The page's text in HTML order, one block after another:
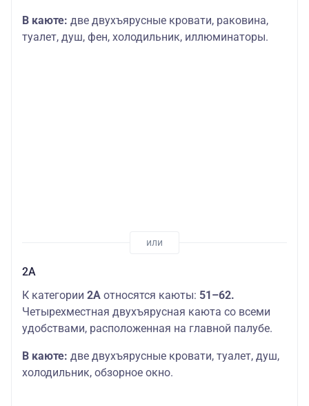
В каюте: две двухъярусные кровати, раковина,
туалет, душ, фен, холодильник, иллюминаторы.
2А
К категории 2А относятся каюты: 51–62.
Четырехместная двухъярусная каюта со всеми
удобствами, расположенная на главной палубе.
В каюте: две двухъярусные кровати, туалет, душ,
холодильник, обзорное окно.